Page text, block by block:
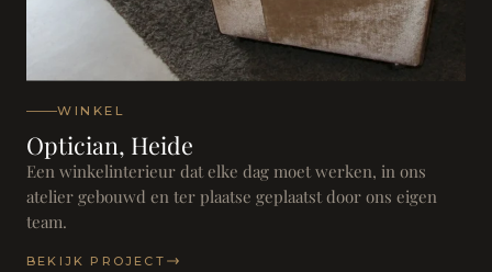
WINKEL
Optician, Heide
Een winkelinterieur dat elke dag moet werken, in ons
atelier gebouwd en ter plaatse geplaatst door ons eigen
team.
BEKIJK PROJECT